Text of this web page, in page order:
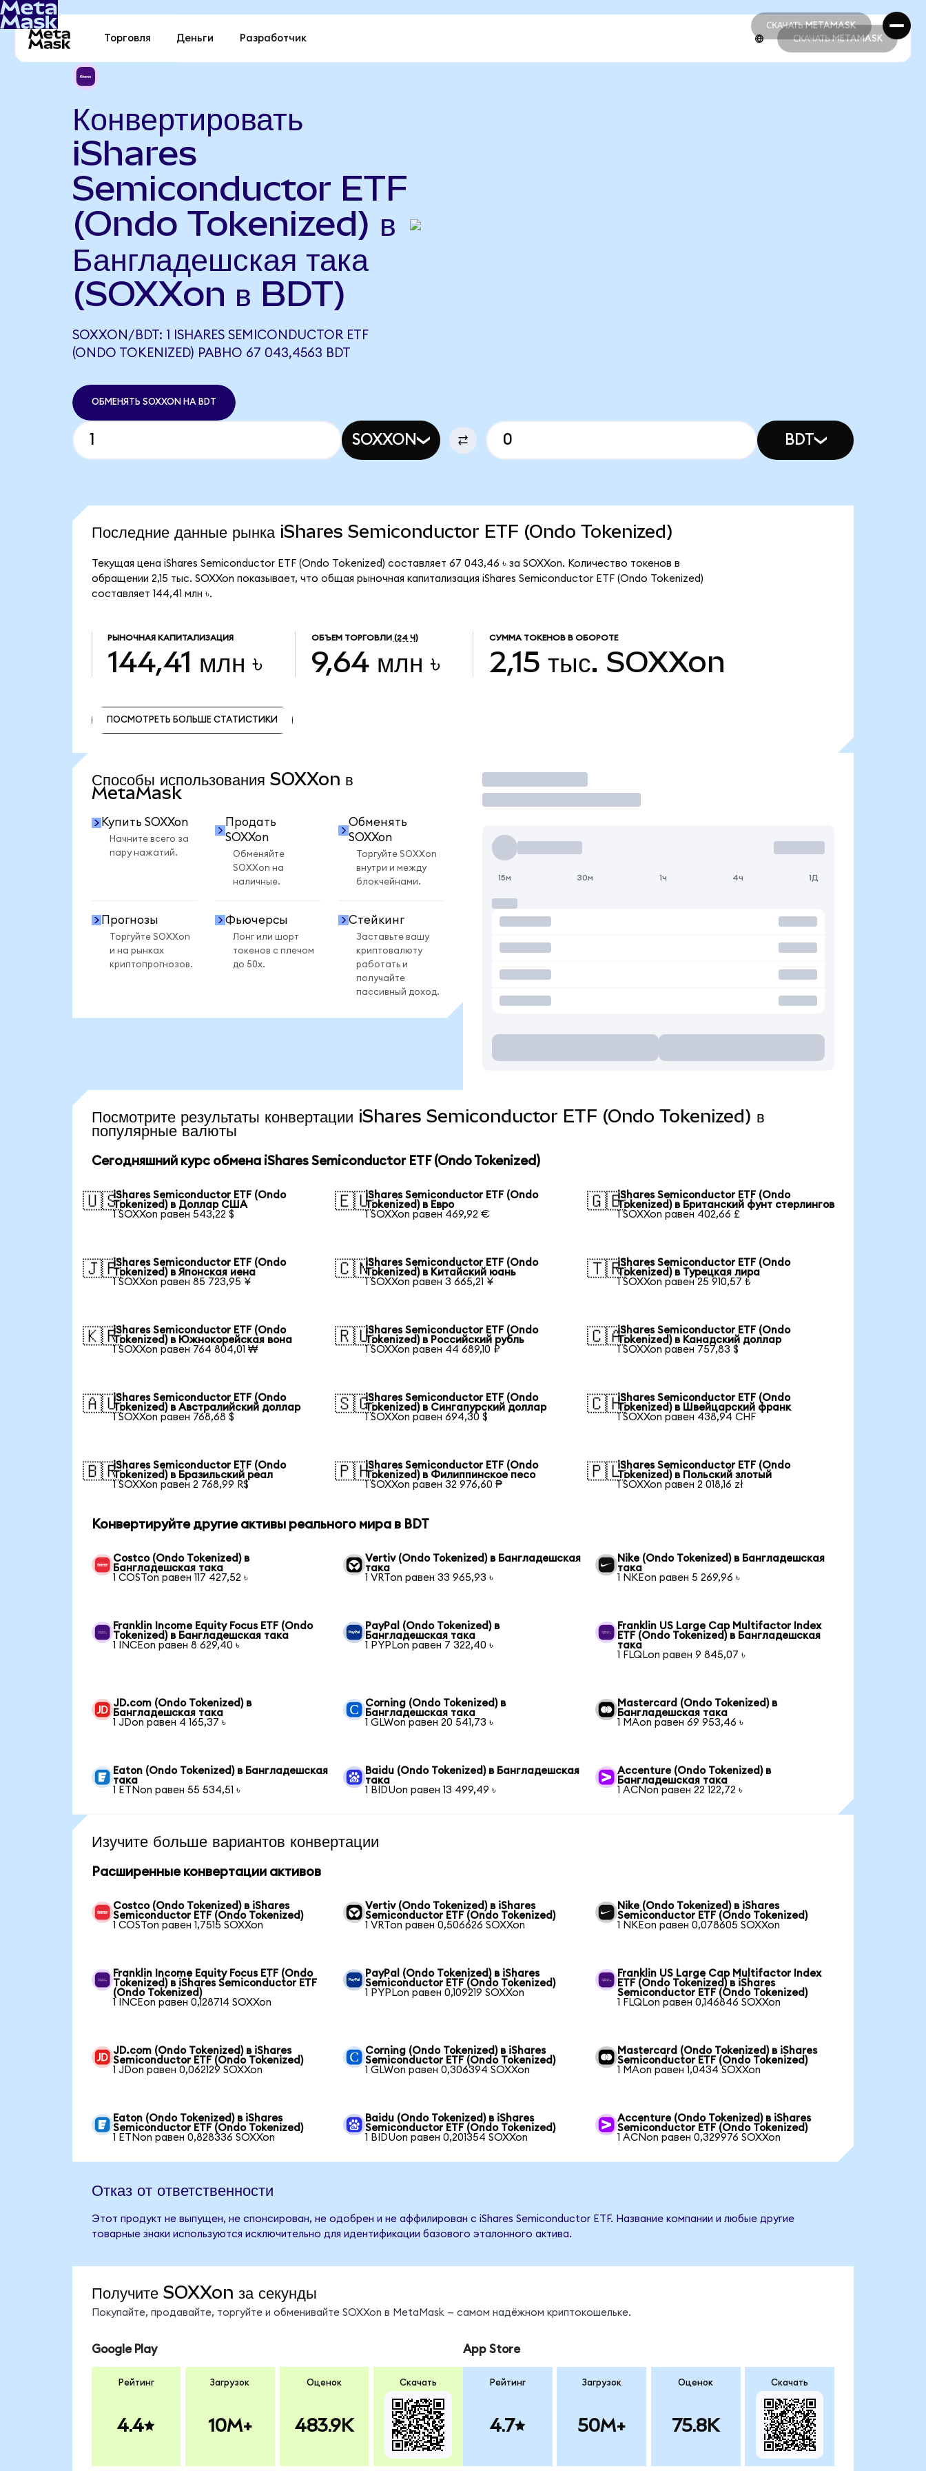
СКАЧАТЬ METAMASK
СКАЧАТЬ METAMASK
Торговля Деньги Разработчик СКАЧАТЬ METAMASK
Конвертировать
iShares
Semiconductor ETF
(Ondo Tokenized) в
Бангладешская така
(SOXXon в BDT)
SOXXON/BDT: 1 ISHARES SEMICONDUCTOR ETF
(ONDO TOKENIZED) РАВНО 67 043,4563 BDT
ОБМЕНЯТЬ SOXXON НА BDT
SOXXON BDT
Последние данные рынка iShares Semiconductor ETF (Ondo Tokenized)
Текущая цена iShares Semiconductor ETF (Ondo Tokenized) составляет 67 043,46 ৳ за SOXXon. Количество токенов в
обращении 2,15 тыс. SOXXon показывает, что общая рыночная капитализация iShares Semiconductor ETF (Ondo Tokenized)
составляет 144,41 млн ৳.
РЫНОЧНАЯ КАПИТАЛИЗАЦИЯ
144,41 млн ৳
ОБЪЕМ ТОРГОВЛИ (24 Ч)
9,64 млн ৳
СУММА ТОКЕНОВ В ОБОРОТЕ
2,15 тыс. SOXXon
ПОСМОТРЕТЬ БОЛЬШЕ СТАТИСТИКИ
Способы использования SOXXon в
MetaMask
Купить SOXXon
Начните всего за
пару нажатий.
Продать
SOXXon
Обменяйте
SOXXon на
наличные.
Обменять
SOXXon
Торгуйте SOXXon
внутри и между
блокчейнами.
Прогнозы
Торгуйте SOXXon
и на рынках
криптопрогнозов.
Фьючерсы
Лонг или шорт
токенов с плечом
до 50x.
Стейкинг
Заставьте вашу
криптовалюту
работать и
получайте
пассивный доход.
Торговать
15м 30м 1ч 4ч 1Д
Посмотрите результаты конвертации iShares Semiconductor ETF (Ondo Tokenized) в
популярные валюты
Сегодняшний курс обмена iShares Semiconductor ETF (Ondo Tokenized)
🇺🇸iShares Semiconductor ETF (Ondo
Tokenized) в Доллар США
1 SOXXon равен 543,22 $
🇪🇺iShares Semiconductor ETF (Ondo
Tokenized) в Евро
1 SOXXon равен 469,92 €
🇬🇧iShares Semiconductor ETF (Ondo
Tokenized) в Британский фунт стерлингов
1 SOXXon равен 402,66 £
🇯🇵iShares Semiconductor ETF (Ondo
Tokenized) в Японская иена
1 SOXXon равен 85 723,95 ¥
🇨🇳iShares Semiconductor ETF (Ondo
Tokenized) в Китайский юань
1 SOXXon равен 3 665,21 ¥
🇹🇷iShares Semiconductor ETF (Ondo
Tokenized) в Турецкая лира
1 SOXXon равен 25 910,57 ₺
🇰🇷iShares Semiconductor ETF (Ondo
Tokenized) в Южнокорейская вона
1 SOXXon равен 764 804,01 ₩
🇷🇺iShares Semiconductor ETF (Ondo
Tokenized) в Российский рубль
1 SOXXon равен 44 689,10 ₽
🇨🇦iShares Semiconductor ETF (Ondo
Tokenized) в Канадский доллар
1 SOXXon равен 757,83 $
🇦🇺iShares Semiconductor ETF (Ondo
Tokenized) в Австралийский доллар
1 SOXXon равен 768,68 $
🇸🇬iShares Semiconductor ETF (Ondo
Tokenized) в Сингапурский доллар
1 SOXXon равен 694,30 $
🇨🇭iShares Semiconductor ETF (Ondo
Tokenized) в Швейцарский франк
1 SOXXon равен 438,94 CHF
🇧🇷iShares Semiconductor ETF (Ondo
Tokenized) в Бразильский реал
1 SOXXon равен 2 768,99 R$
🇵🇭iShares Semiconductor ETF (Ondo
Tokenized) в Филиппинское песо
1 SOXXon равен 32 976,60 ₱
🇵🇱iShares Semiconductor ETF (Ondo
Tokenized) в Польский злотый
1 SOXXon равен 2 018,16 zł
Конвертируйте другие активы реального мира в BDT
Costco (Ondo Tokenized) в
Бангладешская така
1 COSTon равен 117 427,52 ৳
Vertiv (Ondo Tokenized) в Бангладешская
така
1 VRTon равен 33 965,93 ৳
Nike (Ondo Tokenized) в Бангладешская
така
1 NKEon равен 5 269,96 ৳
Franklin Income Equity Focus ETF (Ondo
Tokenized) в Бангладешская така
1 INCEon равен 8 629,40 ৳
PayPal (Ondo Tokenized) в
Бангладешская така
1 PYPLon равен 7 322,40 ৳
Franklin US Large Cap Multifactor Index
ETF (Ondo Tokenized) в Бангладешская
така
1 FLQLon равен 9 845,07 ৳
JD.com (Ondo Tokenized) в
Бангладешская така
1 JDon равен 4 165,37 ৳
Corning (Ondo Tokenized) в
Бангладешская така
1 GLWon равен 20 541,73 ৳
Mastercard (Ondo Tokenized) в
Бангладешская така
1 MAon равен 69 953,46 ৳
Eaton (Ondo Tokenized) в Бангладешская
така
1 ETNon равен 55 534,51 ৳
Baidu (Ondo Tokenized) в Бангладешская
така
1 BIDUon равен 13 499,49 ৳
Accenture (Ondo Tokenized) в
Бангладешская така
1 ACNon равен 22 122,72 ৳
Изучите больше вариантов конвертации
Расширенные конвертации активов
Costco (Ondo Tokenized) в iShares
Semiconductor ETF (Ondo Tokenized)
1 COSTon равен 1,7515 SOXXon
Vertiv (Ondo Tokenized) в iShares
Semiconductor ETF (Ondo Tokenized)
1 VRTon равен 0,506626 SOXXon
Nike (Ondo Tokenized) в iShares
Semiconductor ETF (Ondo Tokenized)
1 NKEon равен 0,078605 SOXXon
Franklin Income Equity Focus ETF (Ondo
Tokenized) в iShares Semiconductor ETF
(Ondo Tokenized)
1 INCEon равен 0,128714 SOXXon
PayPal (Ondo Tokenized) в iShares
Semiconductor ETF (Ondo Tokenized)
1 PYPLon равен 0,109219 SOXXon
Franklin US Large Cap Multifactor Index
ETF (Ondo Tokenized) в iShares
Semiconductor ETF (Ondo Tokenized)
1 FLQLon равен 0,146846 SOXXon
JD.com (Ondo Tokenized) в iShares
Semiconductor ETF (Ondo Tokenized)
1 JDon равен 0,062129 SOXXon
Corning (Ondo Tokenized) в iShares
Semiconductor ETF (Ondo Tokenized)
1 GLWon равен 0,306394 SOXXon
Mastercard (Ondo Tokenized) в iShares
Semiconductor ETF (Ondo Tokenized)
1 MAon равен 1,0434 SOXXon
Eaton (Ondo Tokenized) в iShares
Semiconductor ETF (Ondo Tokenized)
1 ETNon равен 0,828336 SOXXon
Baidu (Ondo Tokenized) в iShares
Semiconductor ETF (Ondo Tokenized)
1 BIDUon равен 0,201354 SOXXon
Accenture (Ondo Tokenized) в iShares
Semiconductor ETF (Ondo Tokenized)
1 ACNon равен 0,329976 SOXXon
Отказ от ответственности
Этот продукт не выпущен, не спонсирован, не одобрен и не аффилирован с iShares Semiconductor ETF. Название компании и любые другие
товарные знаки используются исключительно для идентификации базового эталонного актива.
Получите SOXXon за секунды
Покупайте, продавайте, торгуйте и обменивайте SOXXon в MetaMask — самом надёжном криптокошельке.
Google Play
Рейтинг
4.4
Загрузок
10M+
Оценок
483.9K
Скачать
App Store
Рейтинг
4.7
Загрузок
50M+
Оценок
75.8K
Скачать